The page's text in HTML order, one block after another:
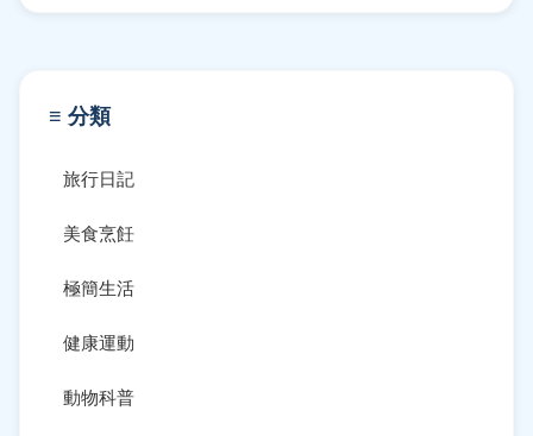
≡ 分類
旅行日記
美食烹飪
極簡生活
健康運動
動物科普